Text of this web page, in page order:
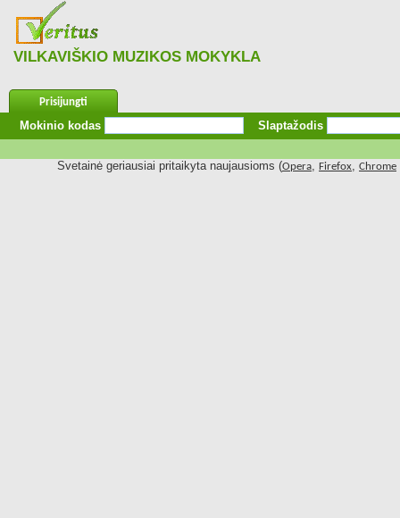
VILKAVIŠKIO MUZIKOS MOKYKLA
Prisijungti
Mokinio kodas Slaptažodis
Svetainė geriausiai pritaikyta naujausioms (Opera, Firefox, Chrome